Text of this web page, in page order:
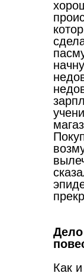
Дело
Как